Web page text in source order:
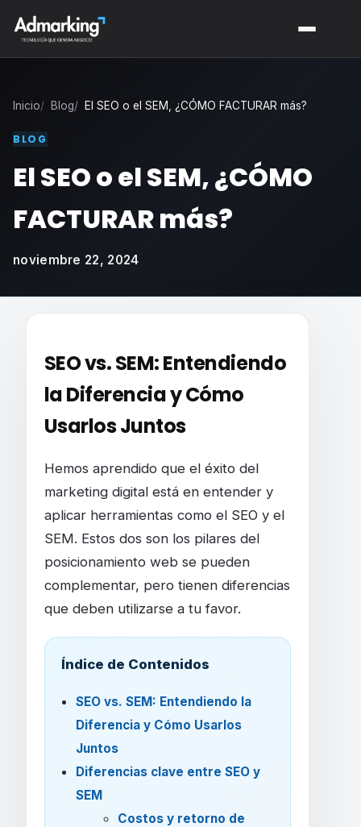
Inicio Blog El SEO o el SEM, ¿CÓMO FACTURAR más?
BLOG
El SEO o el SEM, ¿CÓMO
FACTURAR más?
noviembre 22, 2024
SEO vs. SEM: Entendiendo
la Diferencia y Cómo
Usarlos Juntos
Hemos aprendido que el éxito del
marketing digital está en entender y
aplicar herramientas como el SEO y el
SEM. Estos dos son los pilares del
posicionamiento web se pueden
complementar, pero tienen diferencias
que deben utilizarse a tu favor.
Índice de Contenidos
SEO vs. SEM: Entendiendo la
Diferencia y Cómo Usarlos
Juntos
Diferencias clave entre SEO y
SEM
Costos y retorno de